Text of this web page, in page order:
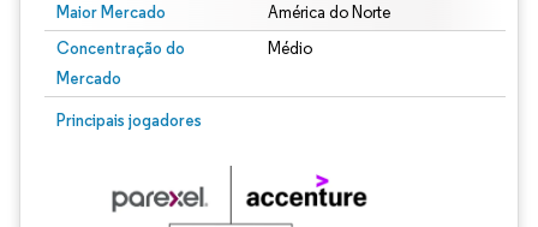
Maior Mercado América do Norte
Concentração do
Mercado
Médio
Principais jogadores
Imagem © Mordor Intelligence. O reuso requer atribuição conforme CC BY 4.0.